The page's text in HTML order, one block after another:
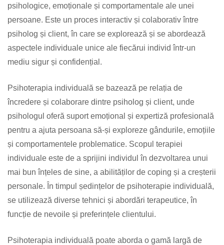
psihologice, emoționale și comportamentale ale unei
persoane. Este un proces interactiv și colaborativ între
psiholog și client, în care se explorează și se abordează
aspectele individuale unice ale fiecărui individ într-un
mediu sigur și confidențial.
Psihoterapia individuală se bazează pe relația de
încredere și colaborare dintre psiholog și client, unde
psihologul oferă suport emoțional și expertiză profesională
pentru a ajuta persoana să-și exploreze gândurile, emoțiile
și comportamentele problematice. Scopul terapiei
individuale este de a sprijini individul în dezvoltarea unui
mai bun înțeles de sine, a abilităților de coping și a creșterii
personale. În timpul ședințelor de psihoterapie individuală,
se utilizează diverse tehnici și abordări terapeutice, în
funcție de nevoile și preferințele clientului.
Psihoterapia individuală poate aborda o gamă largă de